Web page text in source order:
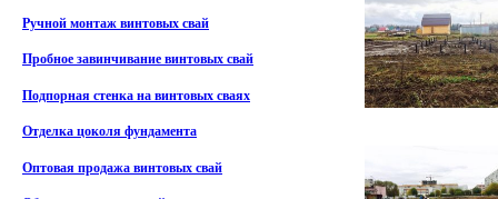
Ручной монтаж винтовых свай
Пробное завинчивание винтовых свай
Подпорная стенка на винтовых сваях
Отделка цоколя фундамента
Оптовая продажа винтовых свай